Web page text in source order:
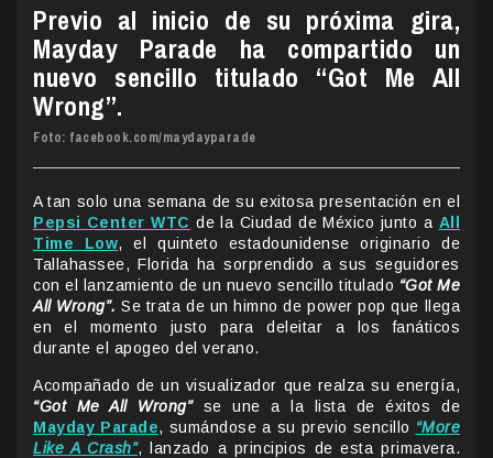
Previo al inicio de su próxima gira,
Mayday Parade ha compartido un
nuevo sencillo titulado “Got Me All
Wrong”.
Foto: facebook.com/maydayparade
A tan solo una semana de su exitosa presentación en el
Pepsi Center WTC de la Ciudad de México junto a All
Time Low, el quinteto estadounidense originario de
Tallahassee, Florida ha sorprendido a sus seguidores
con el lanzamiento de un nuevo sencillo titulado “Got Me
All Wrong”.Se trata de un himno de power pop que llega
en el momento justo para deleitar a los fanáticos
durante el apogeo del verano.
Acompañado de un visualizador que realza su energía,
“Got Me All Wrong”se une a la lista de éxitos de
Mayday Parade, sumándose a su previo sencillo “More
Like A Crash”, lanzado a principios de esta primavera.